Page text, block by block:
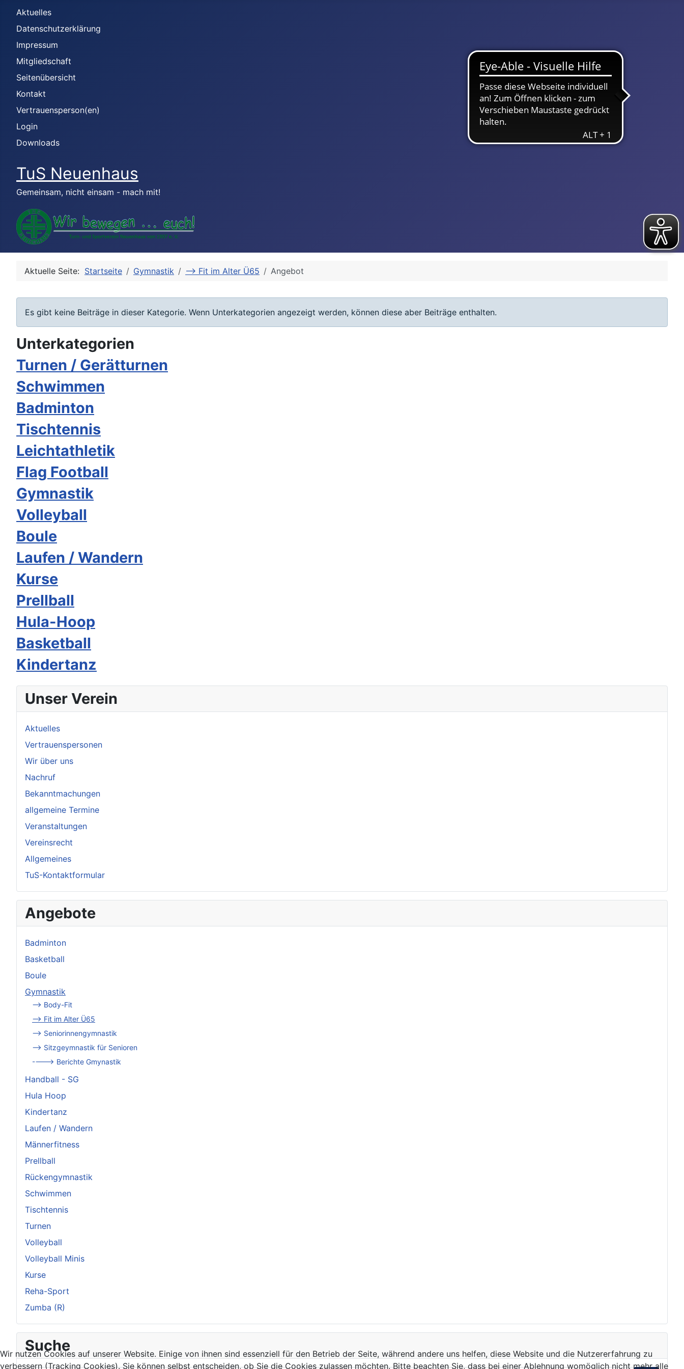
Aktuelles
Datenschutzerklärung
Impressum
Mitgliedschaft
Seitenübersicht
Kontakt
Vertrauensperson(en)
Login
Downloads
TuS Neuenhaus
Gemeinsam, nicht einsam - mach mit!
Unser Verein
Aktuelles
Vertrauenspersonen
Wir über uns
Nachruf
Bekanntmachungen
allgemeine Termine
Veranstaltungen
Vereinsrecht
Allgemeines
TuS-Kontaktformular
Angebote
Badminton
Basketball
Boule
Gymnastik
--> Body-Fit
--> Fit im Alter Ü65
--> Seniorinnengymnastik
--> Sitzgeymnastik für Senioren
----> Berichte Gmynastik
Handball - SG
Hula Hoop
Kindertanz
Laufen / Wandern
Männerfitness
Prellball
Rückengymnastik
Schwimmen
Tischtennis
Turnen
Volleyball
Volleyball Minis
Kurse
Reha-Sport
Zumba (R)
Suche
Aktuelle Seite: Startseite Gymnastik --> Fit im Alter Ü65 Angebot
Information
Es gibt keine Beiträge in dieser Kategorie. Wenn Unterkategorien angezeigt werden, können diese aber Beiträge enthalten.
Unterkategorien
Turnen / Gerätturnen
Schwimmen
Badminton
Tischtennis
Leichtathletik
Flag Football
Gymnastik
Volleyball
Boule
Laufen / Wandern
Kurse
Prellball
Hula-Hoop
Basketball
Kindertanz
Wir nutzen Cookies auf unserer Website. Einige von ihnen sind essenziell für den Betrieb der Seite, während andere uns helfen, diese Website und die Nutzererfahrung zu
verbessern (Tracking Cookies). Sie können selbst entscheiden, ob Sie die Cookies zulassen möchten. Bitte beachten Sie, dass bei einer Ablehnung womöglich nicht mehr alle